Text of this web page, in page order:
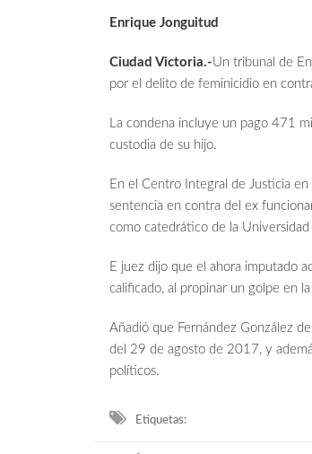
Enrique Jonguitud
Ciudad Victoria.-Un tribunal de
por el delito de feminicidio en
La condena incluye un pago 471
custodia de su hijo.
En el Centro Integral de Justicia
sentencia en contra del ex
como catedrático de la
E juez dijo que el ahora imputado
calificado, al propinar un golpe en
Añadió que Fernández González
del 29 de agosto de 2017, y
políticos.
Etiquetas: